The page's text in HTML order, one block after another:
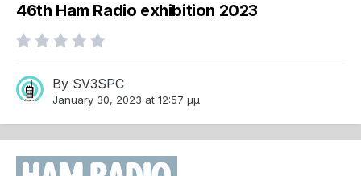
46th Ηam Radio exhibition 2023
By SV3SPC
January 30, 2023 at 12:57 μμ